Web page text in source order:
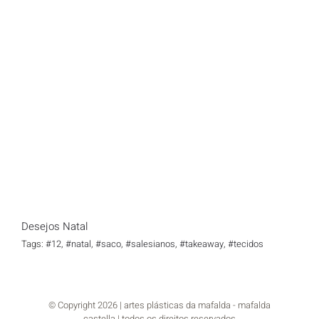
Desejos Natal
Tags: #12, #natal, #saco, #salesianos, #takeaway, #tecidos
© Copyright2026 | artes plásticas da mafalda - mafalda